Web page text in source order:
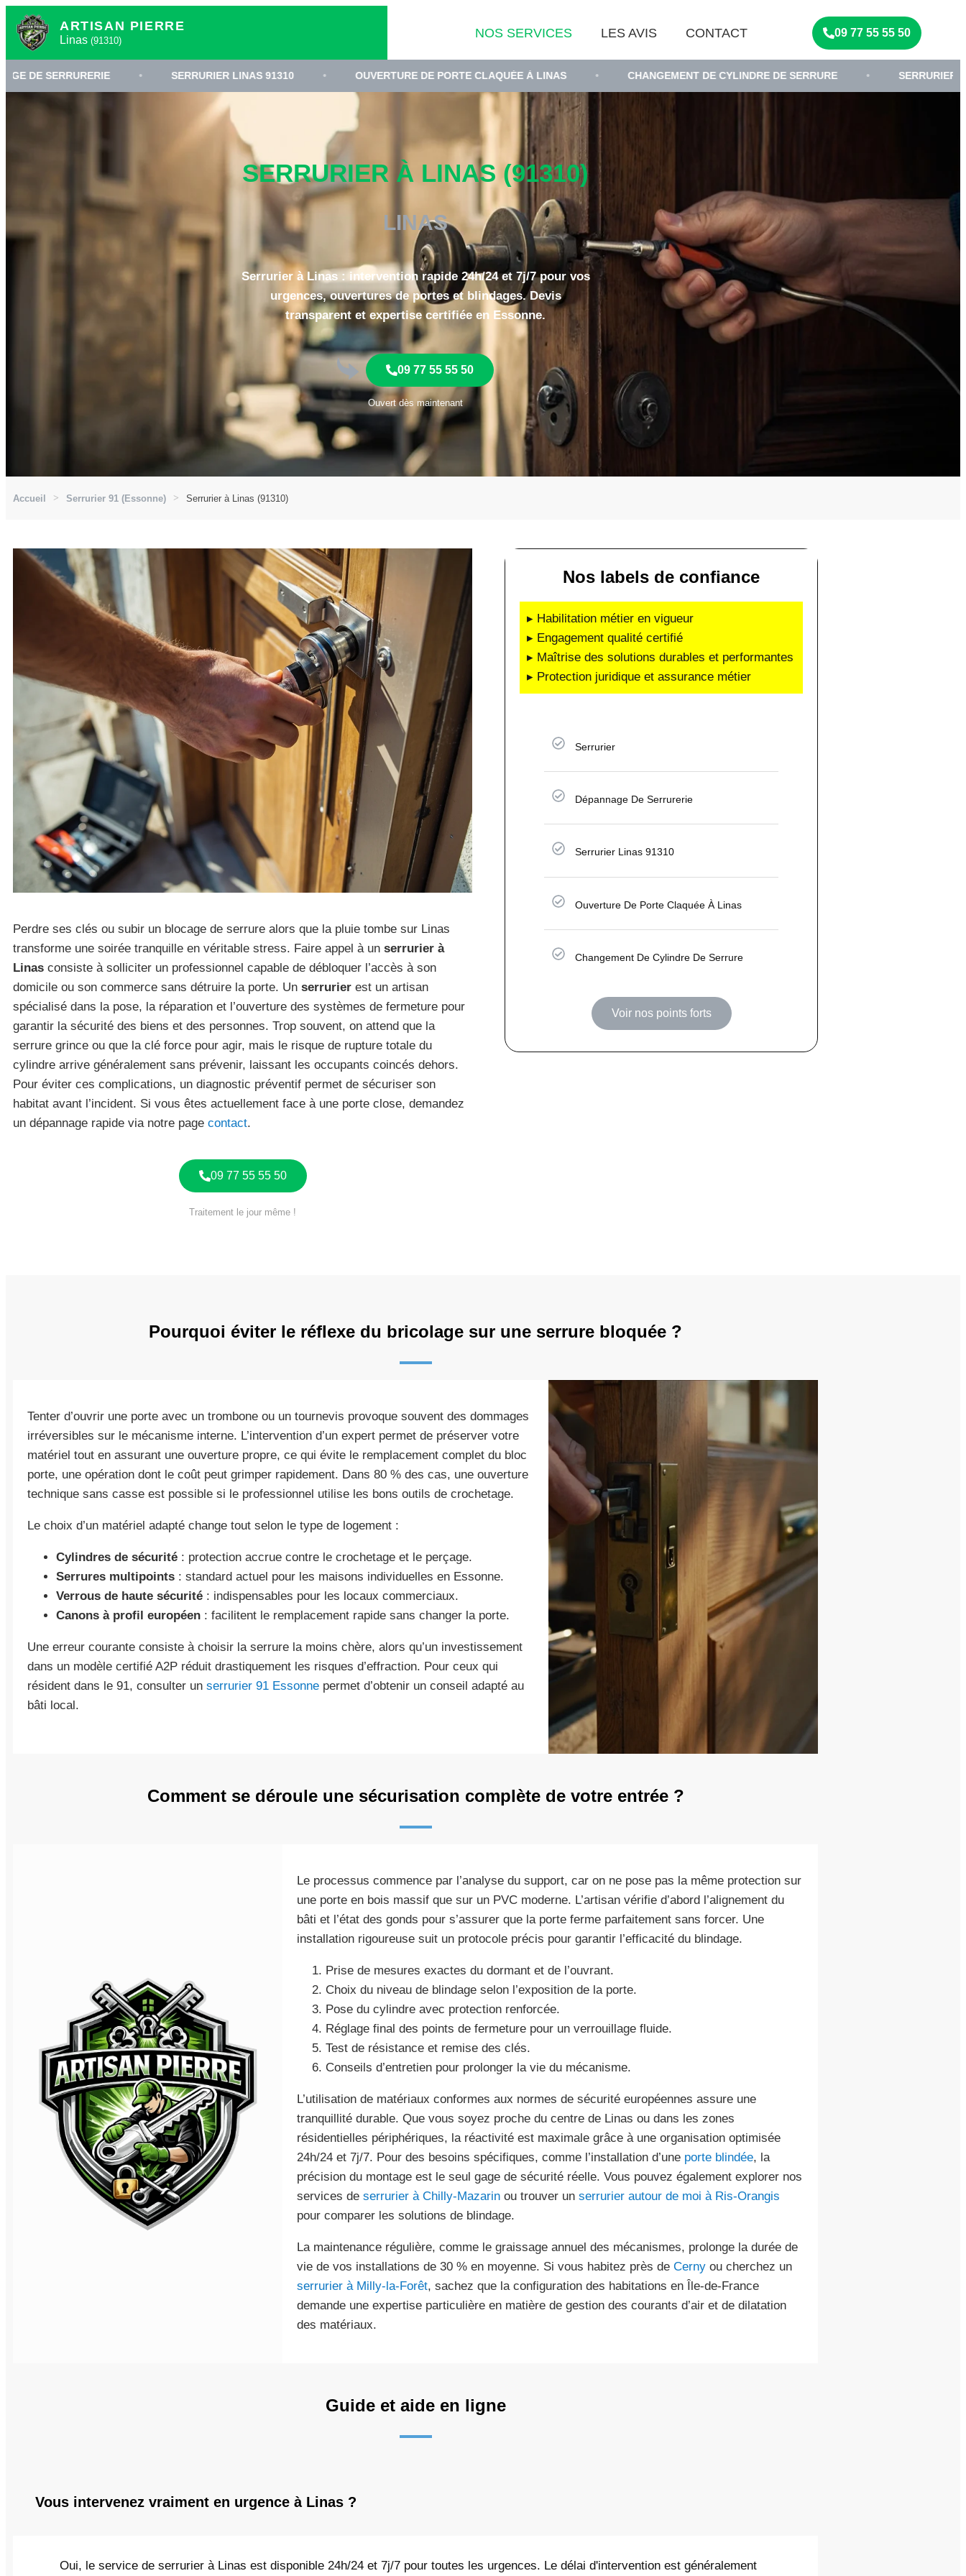
ARTISAN PIERRE
Linas (91310)
NOS SERVICES LES AVIS CONTACT 09 77 55 55 50
• SERRURIER LINAS 91310 • OUVERTURE DE PORTE CLAQUÉE À LINAS • CHANGEMENT DE CYLINDRE DE SERRURE • SERRURIER •
SERRURIER À LINAS (91310)
LINAS
Serrurier à Linas : intervention rapide 24h/24 et 7j/7 pour vos
urgences, ouvertures de portes et blindages. Devis
transparent et expertise certifiée en Essonne.
09 77 55 55 50
Ouvert dès maintenant
Accueil Serrurier 91 (Essonne) Serrurier à Linas (91310)
Perdre ses clés ou subir un blocage de serrure alors que la pluie tombe sur Linas
transforme une soirée tranquille en véritable stress. Faire appel à un serrurier à
Linas consiste à solliciter un professionnel capable de débloquer l’accès à son
domicile ou son commerce sans détruire la porte. Un serrurier est un artisan
spécialisé dans la pose, la réparation et l’ouverture des systèmes de fermeture pour
garantir la sécurité des biens et des personnes. Trop souvent, on attend que la
serrure grince ou que la clé force pour agir, mais le risque de rupture totale du
cylindre arrive généralement sans prévenir, laissant les occupants coincés dehors.
Pour éviter ces complications, un diagnostic préventif permet de sécuriser son
habitat avant l’incident. Si vous êtes actuellement face à une porte close, demandez
un dépannage rapide via notre page contact.
09 77 55 55 50
Traitement le jour même !
Nos labels de confiance
▸ Habilitation métier en vigueur
▸ Engagement qualité certifié
▸ Maîtrise des solutions durables et performantes
▸ Protection juridique et assurance métier
Serrurier
Dépannage De Serrurerie
Serrurier Linas 91310
Ouverture De Porte Claquée À Linas
Changement De Cylindre De Serrure
Voir nos points forts
Pourquoi éviter le réflexe du bricolage sur une serrure bloquée ?
Tenter d’ouvrir une porte avec un trombone ou un tournevis provoque souvent des dommages
irréversibles sur le mécanisme interne. L’intervention d’un expert permet de préserver votre
matériel tout en assurant une ouverture propre, ce qui évite le remplacement complet du bloc
porte, une opération dont le coût peut grimper rapidement. Dans 80 % des cas, une ouverture
technique sans casse est possible si le professionnel utilise les bons outils de crochetage.
Le choix d’un matériel adapté change tout selon le type de logement :
Cylindres de sécurité : protection accrue contre le crochetage et le perçage.
Serrures multipoints : standard actuel pour les maisons individuelles en Essonne.
Verrous de haute sécurité : indispensables pour les locaux commerciaux.
Canons à profil européen : facilitent le remplacement rapide sans changer la porte.
Une erreur courante consiste à choisir la serrure la moins chère, alors qu’un investissement
dans un modèle certifié A2P réduit drastiquement les risques d’effraction. Pour ceux qui
résident dans le 91, consulter un serrurier 91 Essonne permet d’obtenir un conseil adapté au
bâti local.
Comment se déroule une sécurisation complète de votre entrée ?
Le processus commence par l’analyse du support, car on ne pose pas la même protection sur
une porte en bois massif que sur un PVC moderne. L’artisan vérifie d’abord l’alignement du
bâti et l’état des gonds pour s’assurer que la porte ferme parfaitement sans forcer. Une
installation rigoureuse suit un protocole précis pour garantir l’efficacité du blindage.
Prise de mesures exactes du dormant et de l’ouvrant.
Choix du niveau de blindage selon l’exposition de la porte.
Pose du cylindre avec protection renforcée.
Réglage final des points de fermeture pour un verrouillage fluide.
Test de résistance et remise des clés.
Conseils d’entretien pour prolonger la vie du mécanisme.
L’utilisation de matériaux conformes aux normes de sécurité européennes assure une
tranquillité durable. Que vous soyez proche du centre de Linas ou dans les zones
résidentielles périphériques, la réactivité est maximale grâce à une organisation optimisée
24h/24 et 7j/7. Pour des besoins spécifiques, comme l’installation d’une porte blindée, la
précision du montage est le seul gage de sécurité réelle. Vous pouvez également explorer nos
services de serrurier à Chilly-Mazarinou trouver un serrurier autour de moi à Ris-Orangis
pour comparer les solutions de blindage.
La maintenance régulière, comme le graissage annuel des mécanismes, prolonge la durée de
vie de vos installations de 30 % en moyenne. Si vous habitez près de Cernyou cherchez un
serrurier à Milly-la-Forêt, sachez que la configuration des habitations en Île-de-France
demande une expertise particulière en matière de gestion des courants d’air et de dilatation
des matériaux.
Guide et aide en ligne
Vous intervenez vraiment en urgence à Linas ?
Oui, le service de serrurier à Linas est disponible 24h/24 et 7j/7 pour toutes les urgences. Le délai d'intervention est généralement